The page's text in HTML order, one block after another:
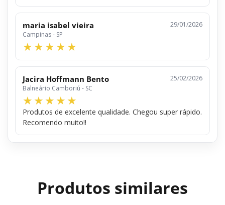
maria isabel vieira
Campinas - SP
29/01/2026
Jacira Hoffmann Bento
Balneário Camboriú - SC
25/02/2026
Produtos de excelente qualidade. Chegou super rápido.
Recomendo muito!!
Produtos similares